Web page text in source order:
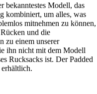
bekanntestes Modell, das
kombiniert, um alles, was
mitnehmen zu können,
und die
zu einem unserer
ihn nicht mit dem Modell
Rucksacks ist. Der Padded